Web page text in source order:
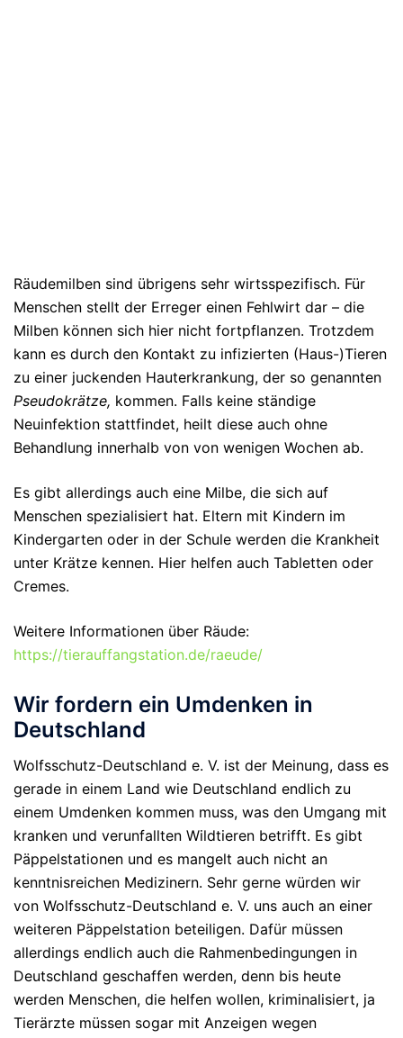
Räudemilben sind übrigens sehr wirtsspezifisch. Für
Menschen stellt der Erreger einen Fehlwirt dar – die
Milben können sich hier nicht fortpflanzen. Trotzdem
kann es durch den Kontakt zu infizierten (Haus-)Tieren
zu einer juckenden Hauterkrankung, der so genannten
Pseudokrätze, kommen. Falls keine ständige
Neuinfektion stattfindet, heilt diese auch ohne
Behandlung innerhalb von von wenigen Wochen ab.
Es gibt allerdings auch eine Milbe, die sich auf
Menschen spezialisiert hat. Eltern mit Kindern im
Kindergarten oder in der Schule werden die Krankheit
unter Krätze kennen. Hier helfen auch Tabletten oder
Cremes.
Weitere Informationen über Räude:
https://tierauffangstation.de/raeude/
Wir fordern ein Umdenken in
Deutschland
Wolfsschutz-Deutschland e. V. ist der Meinung, dass es
gerade in einem Land wie Deutschland endlich zu
einem Umdenken kommen muss, was den Umgang mit
kranken und verunfallten Wildtieren betrifft. Es gibt
Päppelstationen und es mangelt auch nicht an
kenntnisreichen Medizinern. Sehr gerne würden wir
von Wolfsschutz-Deutschland e. V. uns auch an einer
weiteren Päppelstation beteiligen. Dafür müssen
allerdings endlich auch die Rahmenbedingungen in
Deutschland geschaffen werden, denn bis heute
werden Menschen, die helfen wollen, kriminalisiert, ja
Tierärzte müssen sogar mit Anzeigen wegen